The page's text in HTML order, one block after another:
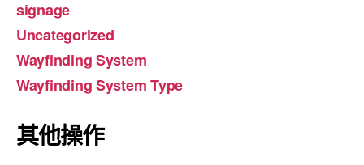
signage
Uncategorized
Wayfinding System
Wayfinding System Type
其他操作